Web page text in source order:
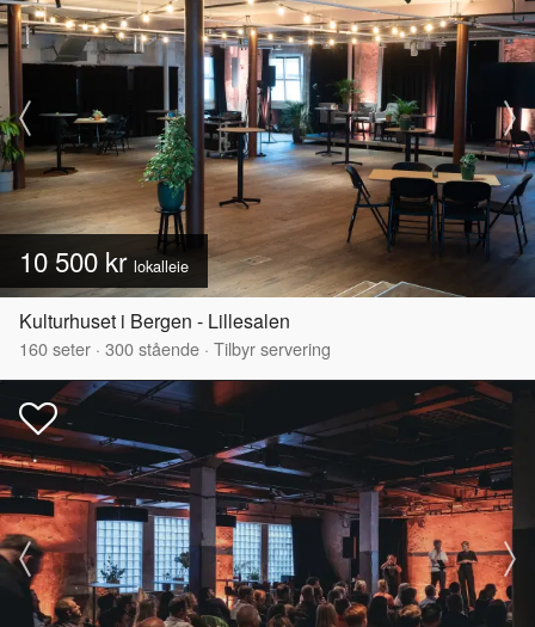
10 500 kr lokalleie
Kulturhuset i Bergen - Lillesalen
160seter · 300stående · Tilbyr servering